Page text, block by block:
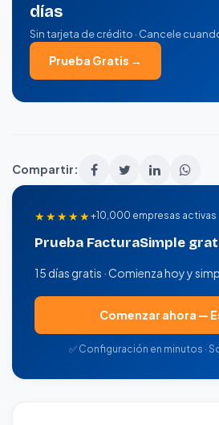
días
Sin tarjeta de crédito · Cancele
Prueba Gratis →
Compartir:
★★★★★+10,000 empresas activas
Prueba FacturaSimple
15 días gratis · Comienza hoy y
Comenzar ahora —
✅ Configuración en minutos ·